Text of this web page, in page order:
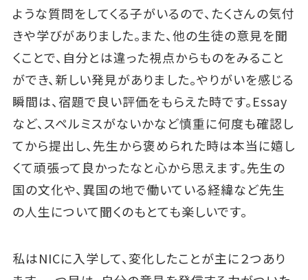
ような質問をしてくる子がいるので、たくさんの気付
きや学びがありました。また、他の生徒の意見を聞
くことで、自分とは違った視点からものをみること
ができ、新しい発見がありました。やりがいを感じる
瞬間は、宿題で良い評価をもらえた時です。Essay
など、スペルミスがないかなど慎重に何度も確認し
てから提出し、先生から褒められた時は本当に嬉し
くて頑張って良かったなと心から思えます。先生の
国の文化や、異国の地で働いている経緯など先生
の人生について聞くのもとても楽しいです。
私はNICに入学して、変化したことが主に２つあり